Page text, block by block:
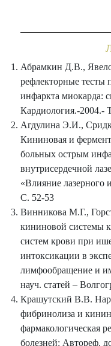
Абрамкин Д.В.,
рефлекторные тесты
инфаркта миокарда:
Кардиология.-2004.-
Агдулина Э.И.,
Кининовая и
больных острым
внутрисердечной
«Влияние лазерного
С. 52-53
Винникова М.Г.,
кининовой системы
систем крови при
интоксикации в
лимфообращение и
науч. статей –
Крашутский В.В.
фибринолиза и
фармакологическая
болезней: Автореф.